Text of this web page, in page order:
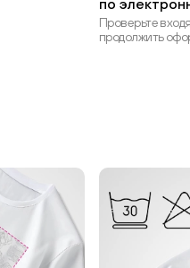
по
Проверьте
продолжить